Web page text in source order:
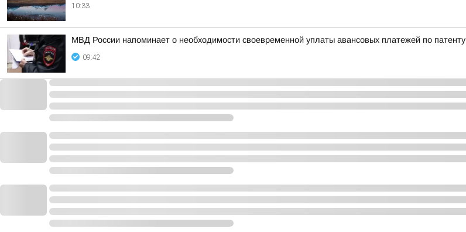
10:33
МВД России напоминает о необходимости своевременной уплаты авансовых платежей по патенту
09:42